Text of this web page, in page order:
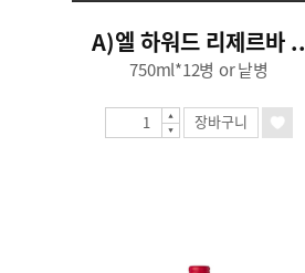
A)엘 하워드 리제르바 ..
750ml*12병 or 낱병
장바구니